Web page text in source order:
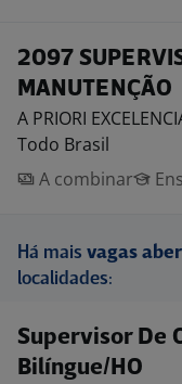
2097
MANUTENÇÃO
A PRIORI
Todo Brasil
A combinar
Há mais vagas
localidades:
Supervisor De
Bilíngue/HO